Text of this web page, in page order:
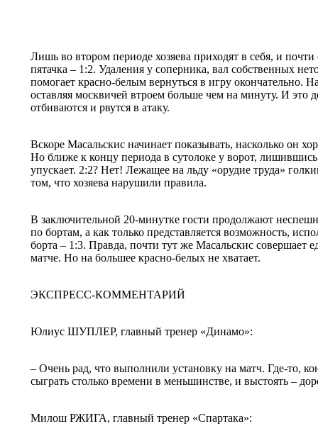
Лишь во втором периоде хозяева приходят в себя, и почти
пятачка – 1:2. Удаления у соперника, вал собственных
помогает красно-белым вернуться в игру окончательно.
оставляя москвичей втроем больше чем на минуту. И это
отбиваются и рвутся в атаку.
Вскоре Масальскис начинает показывать, насколько он
Но ближе к концу периода в сутолоке у ворот,
упускает. 2:2? Нет! Лежащее на льду «орудие труда»
том, что хозяева нарушили правила.
В заключительной 20-минутке гости продолжают
по бортам, а как только представляется возможность,
борта – 1:3. Правда, почти тут же Масальскис совершает
матче. Но на большее красно-белых не хватает.
ЭКСПРЕСС-КОММЕНТАРИЙ
Юлиус ШУПЛЕР, главный тренер «Динамо»:
– Очень рад, что выполнили установку на матч. Где-то,
сыграть столько времени в меньшинстве, и выстоять –
Милош РЖИГА, главный тренер «Спартака»: